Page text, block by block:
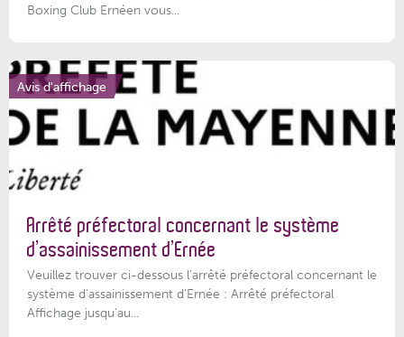
Boxing Club Ernéen vous...
Avis d'affichage
Arrêté préfectoral concernant le système
d’assainissement d’Ernée
Veuillez trouver ci-dessous l’arrêté préfectoral concernant le
système d'assainissement d'Ernée : Arrêté préfectoral
Affichage jusqu'au...